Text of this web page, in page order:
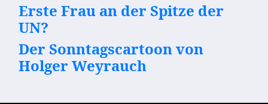
Erste Frau an der Spitze der
UN?
Der Sonntagscartoon von
Holger Weyrauch